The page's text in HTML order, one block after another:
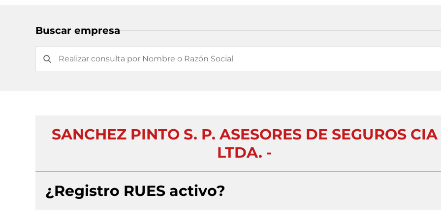
Buscar empresa
SANCHEZ PINTO S. P. ASESORES DE SEGUROS CIA
LTDA. -
¿Registro RUES activo?